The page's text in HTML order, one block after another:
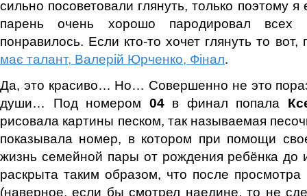
сильно посоветовали глянуть, только поэтому я
парень очень хорошо пародировал
понравилось. Если кто-то хочет глянуть то
має талант, Валерій Юрченко, Фінал.
Да, это красиво… Но… Совершенно не это
души… Под номером 04в финал попала
рисовала картины песком, так называемая
показывала номер, в котором при помощи
жизнь семейной пары от рождения ребёнка до
раскрыта таким образом, что после
(наверное, если бы смотрел наедине, то не